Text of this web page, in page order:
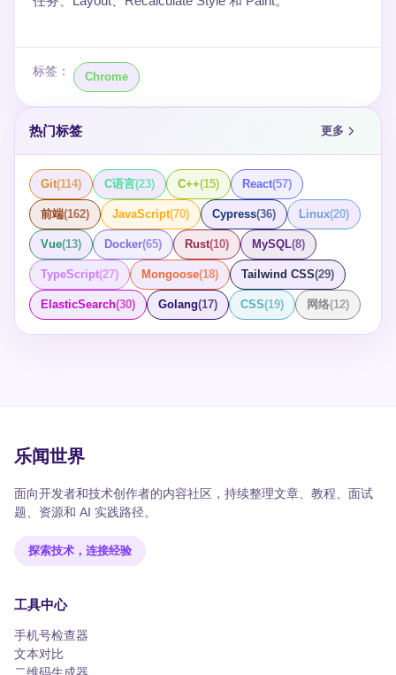
标签： Chrome
热门标签 更多
Git(114) C语言(23) C++(15) React(57)
前端(162) JavaScript(70) Cypress(36) Linux(20)
Vue(13) Docker(65) Rust(10) MySQL(8)
TypeScript(27) Mongoose(18) Tailwind CSS(29)
ElasticSearch(30) Golang(17) CSS(19) 网络(12)
乐闻世界
面向开发者和技术创作者的内容社区，持续整理文章、教程、面试
题、资源和 AI 实践路径。
探索技术，连接经验
工具中心
手机号检查器
文本对比